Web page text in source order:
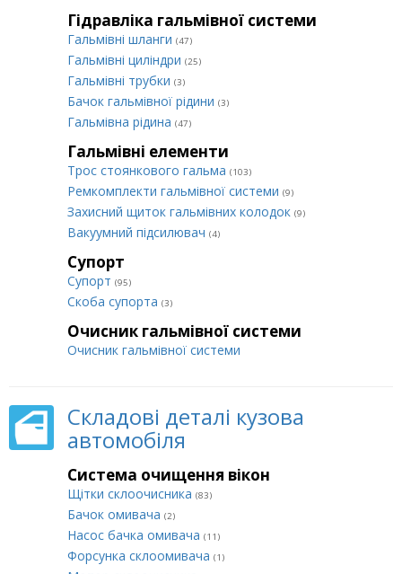
Гідравліка гальмівної системи
Гальмівні шланги (47)
Гальмівні циліндри (25)
Гальмівні трубки (3)
Бачок гальмівної рідини (3)
Гальмівна рідина (47)
Гальмівні елементи
Трос стоянкового гальма (103)
Ремкомплекти гальмівної системи (9)
Захисний щиток гальмівних колодок (9)
Вакуумний підсилювач (4)
Супорт
Супорт (95)
Cкоба супорта (3)
Очисник гальмівної системи
Очисник гальмівної системи
Складові деталі кузова
автомобіля
Система очищення вікон
Щітки склоочисника (83)
Бачок омивача (2)
Насос бачка омивача (11)
Форсунка склоомивача (1)